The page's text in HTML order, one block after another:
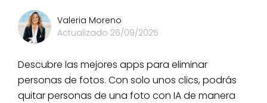
Valeria Moreno
Actualizado 26/09/2025
Descubre las mejores apps para eliminar
personas de fotos. Con solo unos clics, podrás
quitar personas de una foto con IA de manera